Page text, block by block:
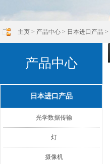
主页 > 产品中心 > 日本进口产品 >
产品中心
日本进口产品
光学数据传输
灯
摄像机